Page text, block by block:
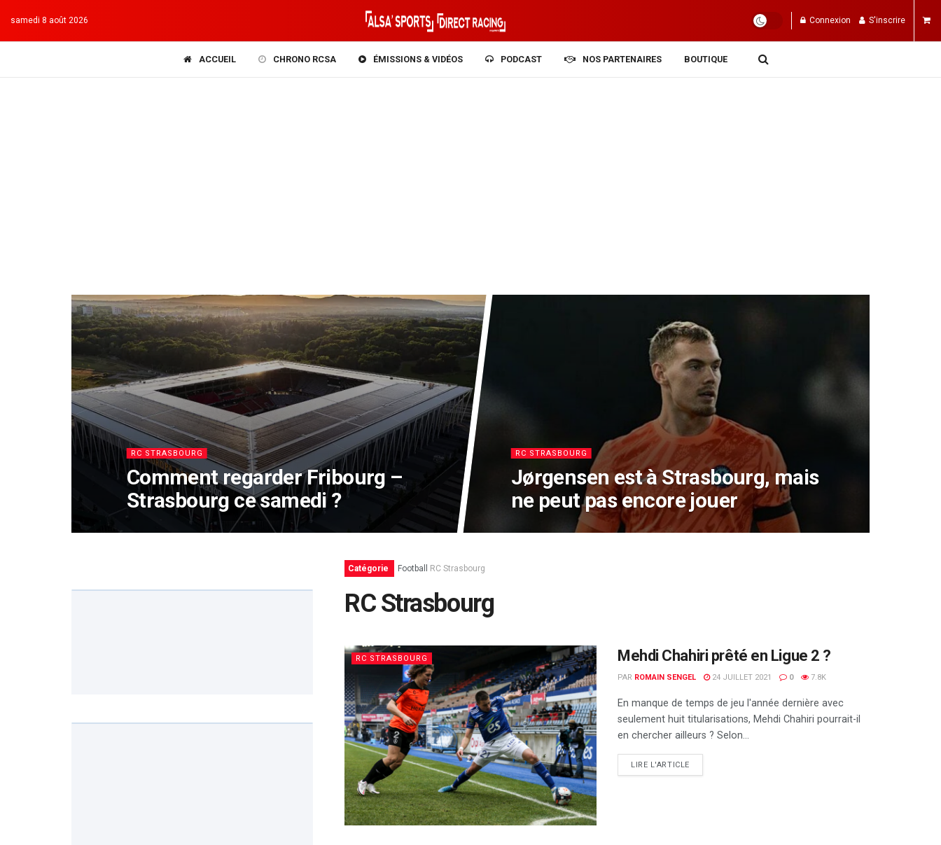
samedi 8 août 2026 Connexion S'inscrire
ACCUEIL CHRONO RCSA ÉMISSIONS & VIDÉOS PODCAST NOS PARTENAIRES BOUTIQUE
RC STRASBOURG
Comment regarder Fribourg –
Strasbourg ce samedi ?
RC STRASBOURG
Jørgensen est à Strasbourg, mais
ne peut pas encore jouer
Catégorie Football RC Strasbourg
RC Strasbourg
RC STRASBOURG Mehdi Chahiri prêté en Ligue 2 ?
PAR ROMAIN SENGEL 24 JUILLET 2021 0 7.8K
En manque de temps de jeu l'année dernière avec
seulement huit titularisations, Mehdi Chahiri pourrait-il
en chercher ailleurs ? Selon...
LIRE L'ARTICLEDETAILS